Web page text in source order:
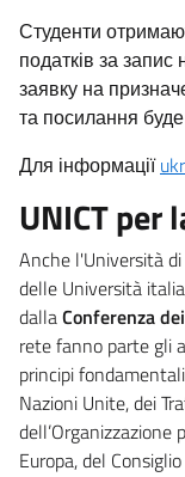
Студенти
податків за
заявку на
та посилання
Для інформації
UNICT per
Anche l'Università
delle Università
dallaConferenza
rete fanno parte gli
principi
Nazioni Unite, dei
dell’Organizzazione
Europa, del